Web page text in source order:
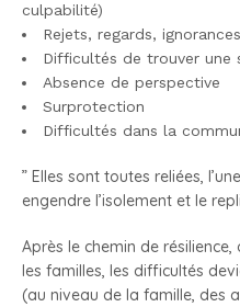
culpabilité)
Rejets, regards, ignorances
Difficultés de trouver une
Absence de perspective
Surprotection
Difficultés dans la
” Elles sont toutes reliées,
engendre l’isolement et le
Après le chemin de
les familles, les difficultés
(au niveau de la famille, des